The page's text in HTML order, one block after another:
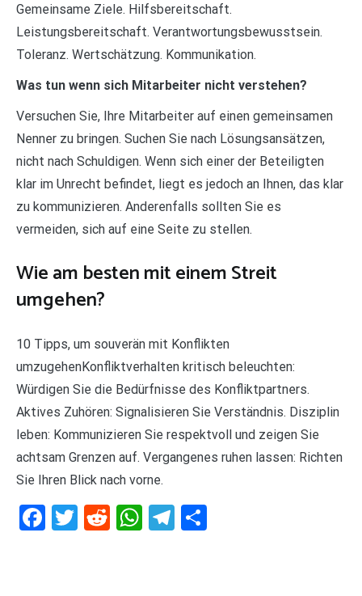
Gemeinsame Ziele. Hilfsbereitschaft.
Leistungsbereitschaft. Verantwortungsbewusstsein.
Toleranz. Wertschätzung. Kommunikation.
Was tun wenn sich Mitarbeiter nicht verstehen?
Versuchen Sie, Ihre Mitarbeiter auf einen gemeinsamen
Nenner zu bringen. Suchen Sie nach Lösungsansätzen,
nicht nach Schuldigen. Wenn sich einer der Beteiligten
klar im Unrecht befindet, liegt es jedoch an Ihnen, das klar
zu kommunizieren. Anderenfalls sollten Sie es
vermeiden, sich auf eine Seite zu stellen.
Wie am besten mit einem Streit
umgehen?
10 Tipps, um souverän mit Konflikten
umzugehenKonfliktverhalten kritisch beleuchten:
Würdigen Sie die Bedürfnisse des Konfliktpartners.
Aktives Zuhören: Signalisieren Sie Verständnis. Disziplin
leben: Kommunizieren Sie respektvoll und zeigen Sie
achtsam Grenzen auf. Vergangenes ruhen lassen: Richten
Sie Ihren Blick nach vorne.
Facebook
Twitter
RedditWhatsApp
Telegram